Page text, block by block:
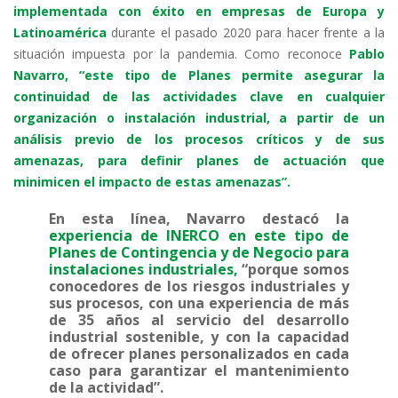
implementada con éxito en empresas de Europa y
Latinoamérica durante el pasado 2020 para hacer frente a la
situación impuesta por la pandemia. Como reconoce Pablo
Navarro, “este tipo de Planes permite asegurar la
continuidad de las actividades clave en cualquier
organización o instalación industrial, a partir de un
análisis previo de los procesos críticos y de sus
amenazas, para definir planes de actuación que
minimicen el impacto de estas amenazas”.
En esta línea, Navarro destacó la
experiencia de INERCO en este tipo de
Planes de Contingencia y de Negocio para
instalaciones industriales, “porque somos
conocedores de los riesgos industriales y
sus procesos, con una experiencia de más
de 35 años al servicio del desarrollo
industrial sostenible, y con la capacidad
de ofrecer planes personalizados en cada
caso para garantizar el mantenimiento
de la actividad”.